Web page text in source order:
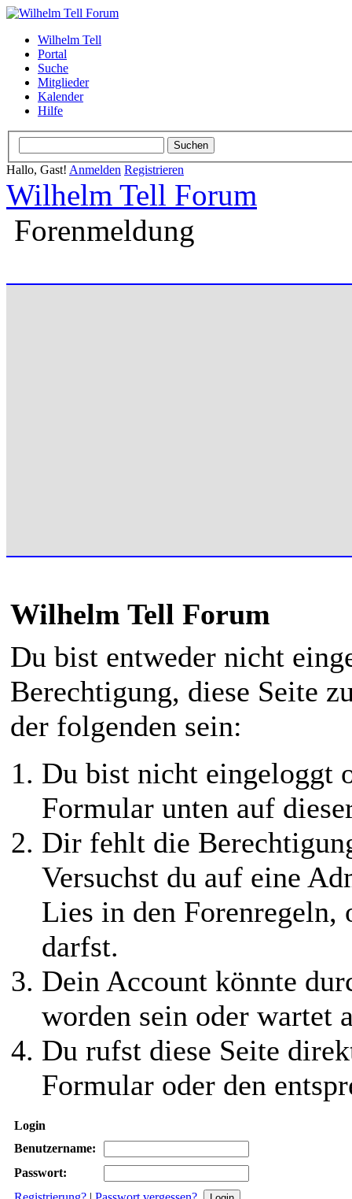
Wilhelm Tell
Portal
Suche
Mitglieder
Kalender
Hilfe
Hallo, Gast! Anmelden Registrieren
Wilhelm Tell Forum
Forenmeldung
Wilhelm Tell Forum
Du bist entweder nicht
Berechtigung, diese Seite
der folgenden sein:
Du bist nicht eingeloggt
Formular unten auf
Dir fehlt die
Versuchst du auf eine
Lies in den Forenregeln,
darfst.
Dein Account könnte
worden sein oder wartet
Du rufst diese Seite
Formular oder den
Login
Benutzername:
Passwort: